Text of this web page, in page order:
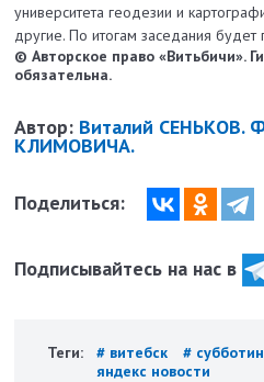
университета геодезии и
другие. По итогам заседания будет
© Авторское право «Витьбичи».
обязательна.
Автор: Виталий СЕНЬКОВ.
КЛИМОВИЧА.
Поделиться:
Подписывайтесь на нас в
Теги: # витебск # субботин
яндекс новости